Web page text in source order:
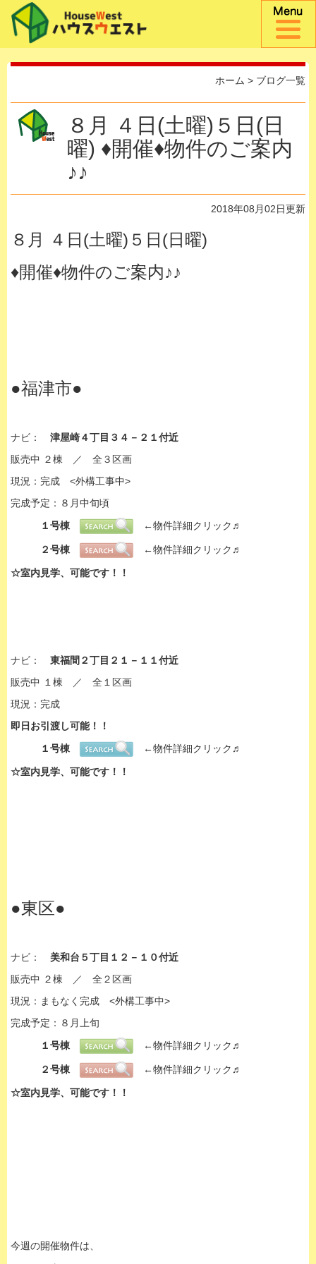
ホーム > ブログ一覧
８月 ４日(土曜)５日(日
曜) ♦開催♦物件のご案内
♪♪
2018年08月02日更新
８月 ４日(土曜)５日(日曜)
♦開催♦物件のご案内♪♪
●福津市●
ナビ： 津屋崎４丁目３４－２１付近
販売中 ２棟 ／ 全３区画
現況：完成 <外構工事中>
完成予定：８月中旬頃
１号棟
←物件詳細クリック♬
２号棟 ←物件詳細クリック♬
☆室内見学、可能です！！
ナビ： 東福間２丁目２１－１１付近
販売中 １棟 ／ 全１区画
現況：完成
即日お引渡し可能！！
１号棟
←物件詳細クリック♬
☆室内見学、可能です！！
●東区●
ナビ： 美和台５丁目１２－１０付近
販売中 ２棟 ／ 全２区画
現況：まもなく完成 <外構工事中>
完成予定：８月上旬
１号棟
←物件詳細クリック♬
２号棟 ←物件詳細クリック♬
☆室内見学、可能です！！
今週の開催物件は、